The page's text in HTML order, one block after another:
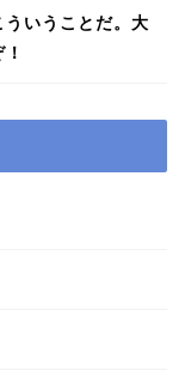
ういうことだ。大